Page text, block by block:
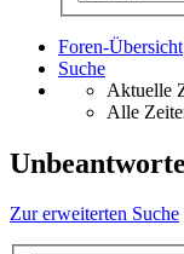
Foren-Übersicht
Suche
Aktuelle
Alle
Zur erweiterten Suche